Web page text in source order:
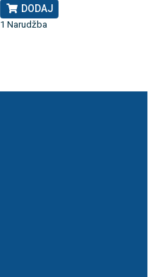
DODAJ
1 Narudžba